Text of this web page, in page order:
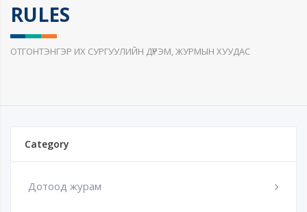
RULES
ОТГОНТЭНГЭР ИХ СУРГУУЛИЙН ДҮРЭМ, ЖУРМЫН ХУУДАС
Category
Дотоод журам